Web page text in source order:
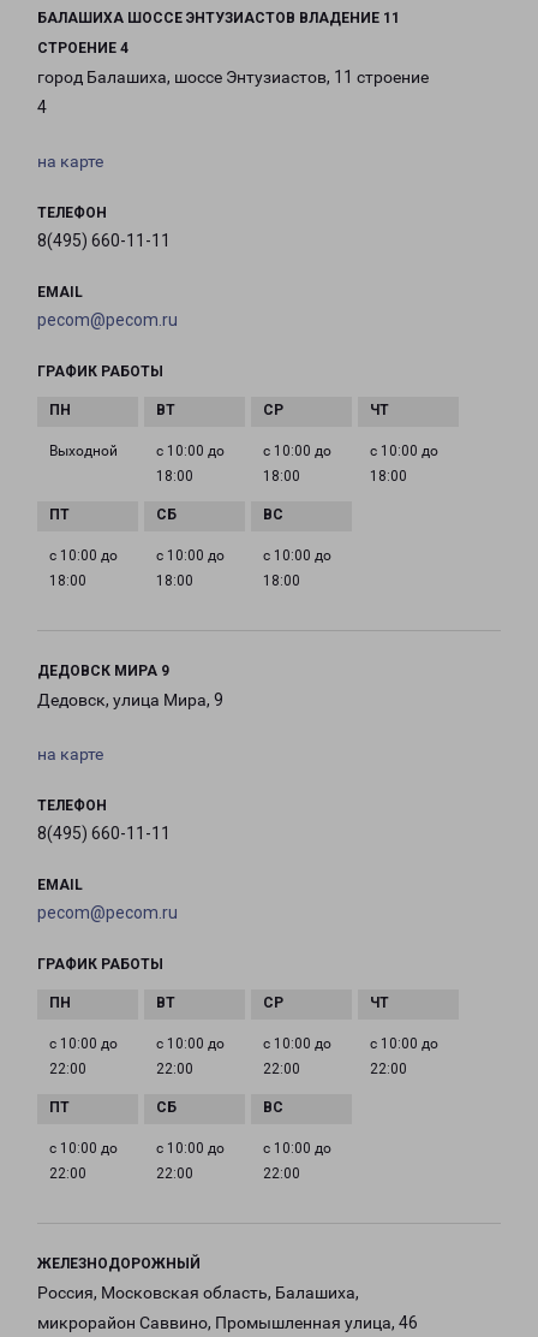
БАЛАШИХА ШОССЕ ЭНТУЗИАСТОВ ВЛАДЕНИЕ 11
СТРОЕНИЕ 4
город Балашиха, шоссе Энтузиастов, 11 строение
4
на карте
ТЕЛЕФОН
8(495) 660-11-11
EMAIL
pecom@pecom.ru
ГРАФИК РАБОТЫ
Выходной
с 10:00 до
18:00
с 10:00 до
18:00
с 10:00 до
18:00
с 10:00 до
18:00
с 10:00 до
18:00
с 10:00 до
18:00
ДЕДОВСК МИРА 9
Дедовск, улица Мира, 9
на карте
ТЕЛЕФОН
8(495) 660-11-11
EMAIL
pecom@pecom.ru
ГРАФИК РАБОТЫ
с 10:00 до
22:00
с 10:00 до
22:00
с 10:00 до
22:00
с 10:00 до
22:00
с 10:00 до
22:00
с 10:00 до
22:00
с 10:00 до
22:00
ЖЕЛЕЗНОДОРОЖНЫЙ
Россия, Московская область, Балашиха,
микрорайон Саввино, Промышленная улица, 46